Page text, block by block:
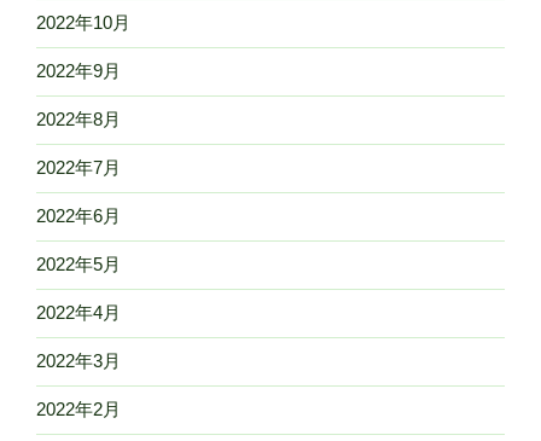
2022年10月
2022年9月
2022年8月
2022年7月
2022年6月
2022年5月
2022年4月
2022年3月
2022年2月